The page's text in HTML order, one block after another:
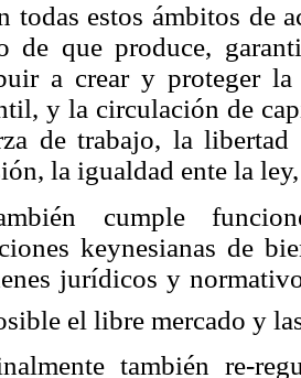
todas estos ámbitos de
de que produce,
a crear y proteger
y la circulación de
de trabajo, la
la igualdad ente la
cumple
keynesianas de
jurídicos y
el libre mercado y
también re-